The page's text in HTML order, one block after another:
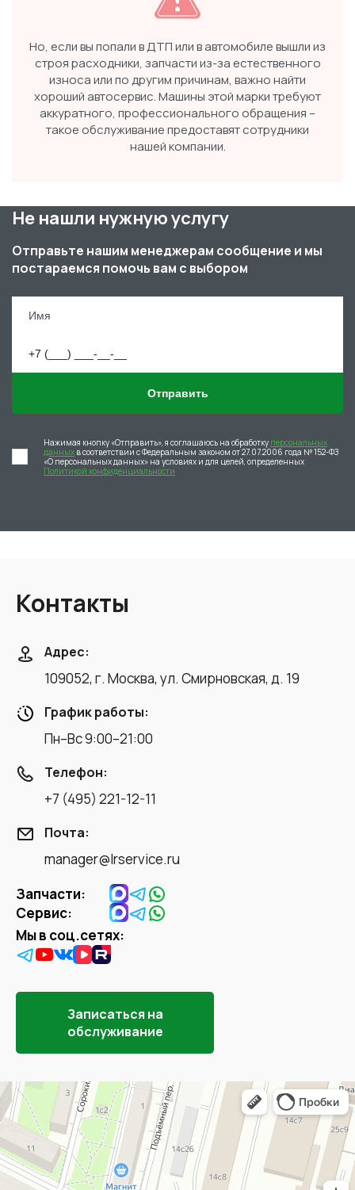
Но, если вы попали в ДТП или в автомобиле вышли из
строя расходники, запчасти из-за естественного
износа или по другим причинам, важно найти
хороший автосервис. Машины этой марки требуют
аккуратного, профессионального обращения –
такое обслуживание предоставят сотрудники
нашей компании.
Не нашли нужную услугу
Отправьте нашим менеджерам сообщение и мы
постараемся помочь вам с выбором
Отправить
Нажимая кнопку «Отправить», я соглашаюсь на обработку персональных
данных в соответствии с Федеральным законом от 27.07.2006 года № 152-ФЗ
«О персональных данных» на условиях и для целей, определенных
Политикой конфиденциальности
Контакты
Адрес:
109052, г. Москва, ул. Смирновская, д. 19
График работы:
Пн–Вс 9:00–21:00
Телефон:
+7 (495) 221-12-11
Почта:
manager@lrservice.ru
Запчасти:
Сервис:
Мы в соц.сетях:
Записаться на
обслуживание